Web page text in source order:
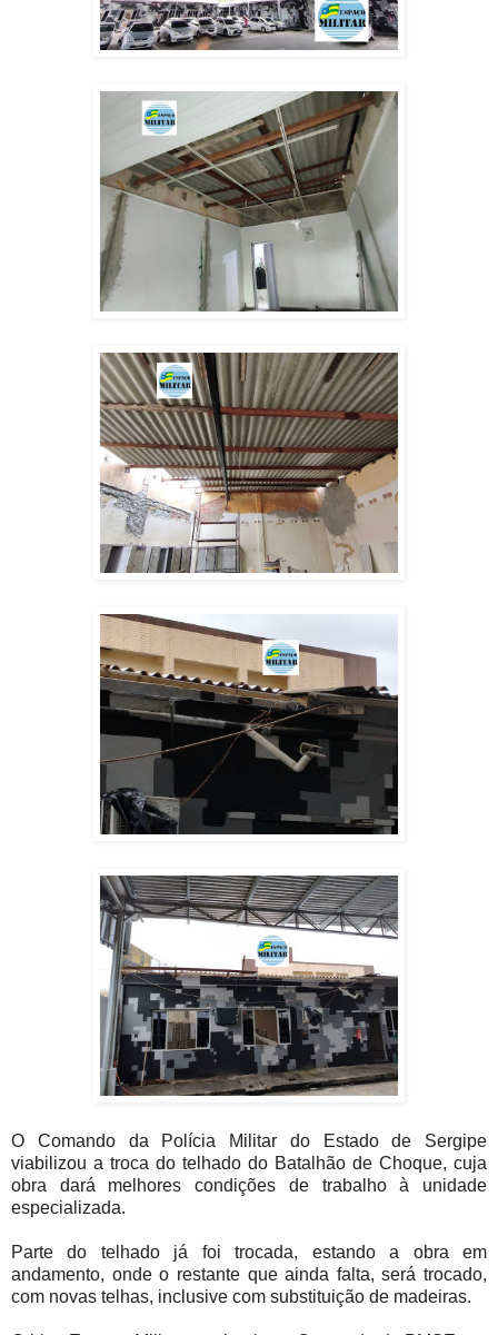
O Comando da Polícia Militar do Estado de Sergipe
viabilizou a troca do telhado do Batalhão de Choque, cuja
obra dará melhores condições de trabalho à unidade
especializada.
Parte do telhado já foi trocada, estando a obra em
andamento, onde o restante que ainda falta, será trocado,
com novas telhas, inclusive com substituição de madeiras.